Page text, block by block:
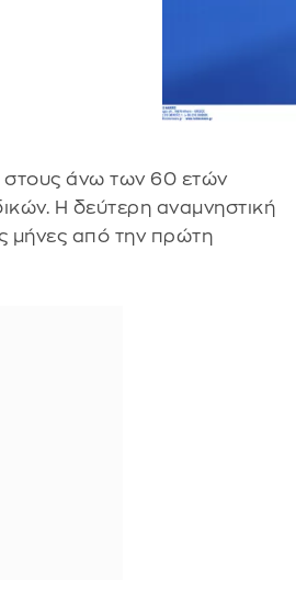
στους άνω των 60 ετών
Η δεύτερη αναμνηστική
μήνες από την πρώτη